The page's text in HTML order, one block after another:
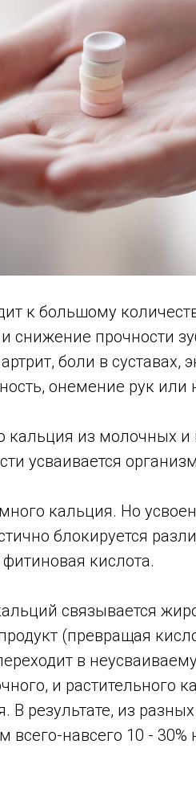
к большому
снижение прочности
боли в суставах,
онемение рук или
кальция из молочных и
усваивается
кальция. Но
блокируется
кислота.
связывается
(превращая
в
и растительного
В результате, из
всего-навсего 10 - 30%